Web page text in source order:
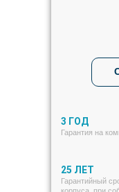
Гарантия на
3 ГОД
Гарантийный
25 ЛЕТ